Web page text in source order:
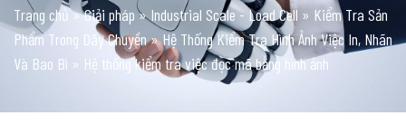
Trang chủ»Giải pháp»Industrial Scale - Load Cell » Kiểm Tra Sản
Phẩm Trong Dây Chuyền»Hệ Thống Kiểm Tra Hình Ảnh Việc In, Nhãn
Và Bao Bì » Hệ thống kiểm tra việc đọc mã bằng hình ảnh